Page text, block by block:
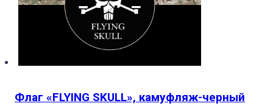
Флаг «FLYING SKULL», камуфляж-черный